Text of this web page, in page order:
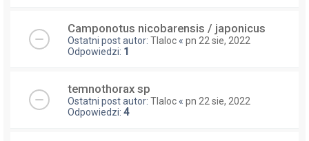
Camponotus nicobarensis / japonicus
Ostatni post autor: Tlaloc « pn 22 sie, 2022
Odpowiedzi: 1
temnothorax sp
Ostatni post autor: Tlaloc « pn 22 sie, 2022
Odpowiedzi: 4